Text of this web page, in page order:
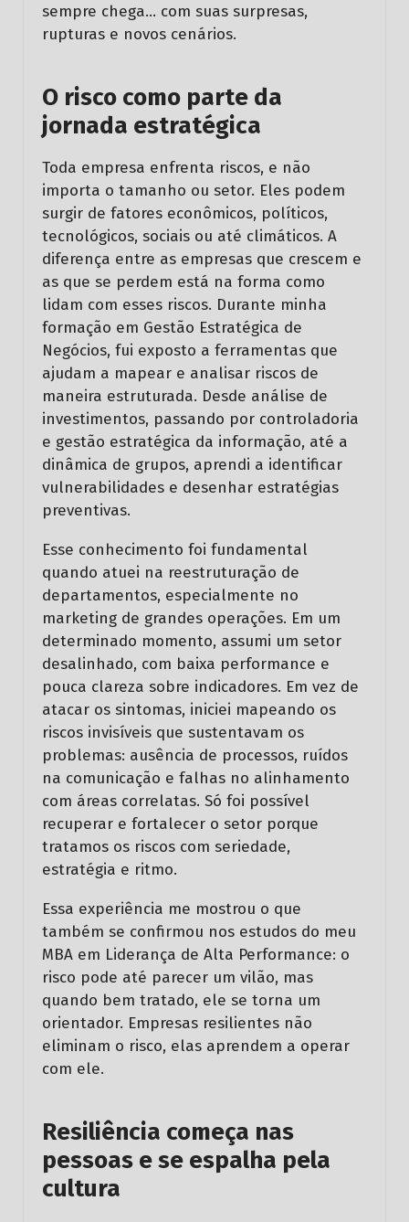
sempre chega… com suas surpresas,
rupturas e novos cenários.
O risco como parte da
jornada estratégica
Toda empresa enfrenta riscos, e não
importa o tamanho ou setor. Eles podem
surgir de fatores econômicos, políticos,
tecnológicos, sociais ou até climáticos. A
diferença entre as empresas que crescem e
as que se perdem está na forma como
lidam com esses riscos. Durante minha
formação em Gestão Estratégica de
Negócios, fui exposto a ferramentas que
ajudam a mapear e analisar riscos de
maneira estruturada. Desde análise de
investimentos, passando por controladoria
e gestão estratégica da informação, até a
dinâmica de grupos, aprendi a identificar
vulnerabilidades e desenhar estratégias
preventivas.
Esse conhecimento foi fundamental
quando atuei na reestruturação de
departamentos, especialmente no
marketing de grandes operações. Em um
determinado momento, assumi um setor
desalinhado, com baixa performance e
pouca clareza sobre indicadores. Em vez de
atacar os sintomas, iniciei mapeando os
riscos invisíveis que sustentavam os
problemas: ausência de processos, ruídos
na comunicação e falhas no alinhamento
com áreas correlatas. Só foi possível
recuperar e fortalecer o setor porque
tratamos os riscos com seriedade,
estratégia e ritmo.
Essa experiência me mostrou o que
também se confirmou nos estudos do meu
MBA em Liderança de Alta Performance: o
risco pode até parecer um vilão, mas
quando bem tratado, ele se torna um
orientador. Empresas resilientes não
eliminam o risco, elas aprendem a operar
com ele.
Resiliência começa nas
pessoas e se espalha pela
cultura